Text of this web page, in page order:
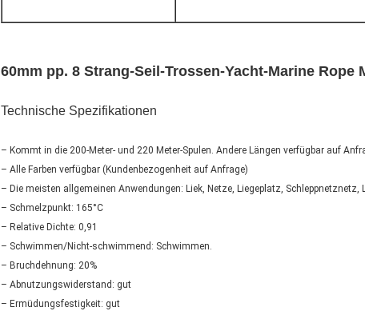
60mm pp. 8 Strang-Seil-Trossen-Yacht-Marine Rope
Technische Spezifikationen
– Kommt in die 200-Meter- und 220 Meter-Spulen. Andere Längen verfügbar auf
– Alle Farben verfügbar (Kundenbezogenheit auf Anfrage)
– Die meisten allgemeinen Anwendungen: Liek, Netze, Liegeplatz,
– Schmelzpunkt: 165°C
– Relative Dichte: 0,91
– Schwimmen/Nicht-schwimmend: Schwimmen.
– Bruchdehnung: 20%
– Abnutzungswiderstand: gut
– Ermüdungsfestigkeit: gut